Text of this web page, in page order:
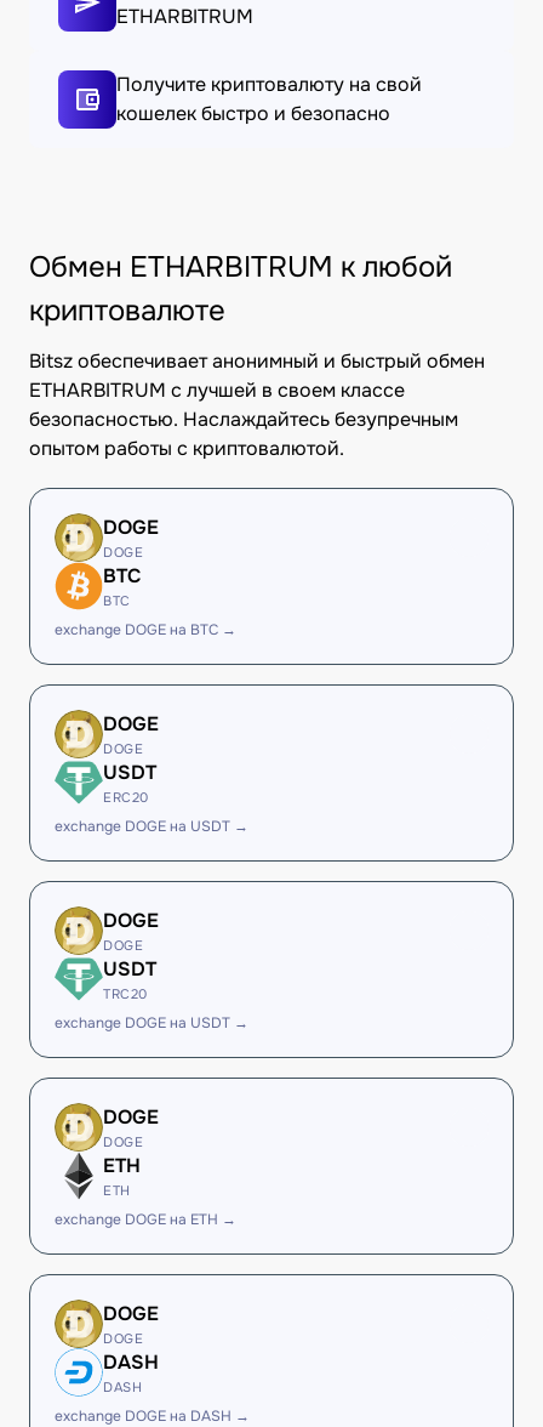
ETHARBITRUM
Получите криптовалюту на свой
кошелек быстро и безопасно
Обмен ETHARBITRUM к любой
криптовалюте
Bitsz обеспечивает анонимный и быстрый обмен
ETHARBITRUM с лучшей в своем классе
безопасностью. Наслаждайтесь безупречным
опытом работы с криптовалютой.
DOGE
DOGE
BTC
BTC
exchange DOGE на BTC →
DOGE
DOGE
USDT
ERC20
exchange DOGE на USDT →
DOGE
DOGE
USDT
TRC20
exchange DOGE на USDT →
DOGE
DOGE
ETH
ETH
exchange DOGE на ETH →
DOGE
DOGE
DASH
DASH
exchange DOGE на DASH →